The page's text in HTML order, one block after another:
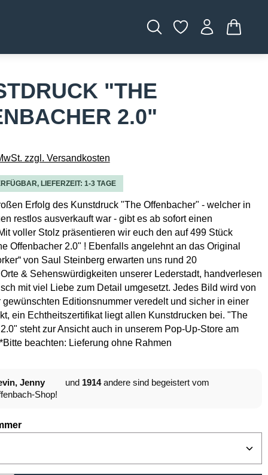
"THE
2.0"
zzgl. Versandkosten
LIEFERZEIT: 1-3 TAGE
Erfolg des Kunstdruck "The Offenbacher" - welcher in
restlos ausverkauft war - gibt es ab sofort einen
voller Stolz präsentieren wir euch den auf 499 Stück
Offenbacher 2.0" ! Ebenfalls angelehnt an das Original
von Saul Steinberg erwarten uns rund 20
& Sehenswürdigkeiten unserer Lederstadt, handverlesen
mit viel Liebe zum Detail umgesetzt. Jedes Bild wird von
gewünschten Editionsnummer veredelt und sicher in einer
ein Echtheitszertifikat liegt allen Kunstdrucken bei. "The
steht zur Ansicht auch in unserem Pop-Up-Store am
beachten: Lieferung ohne Rahmen
Jenny und 1914andere sind begeistert vom
Shop!
auswählen